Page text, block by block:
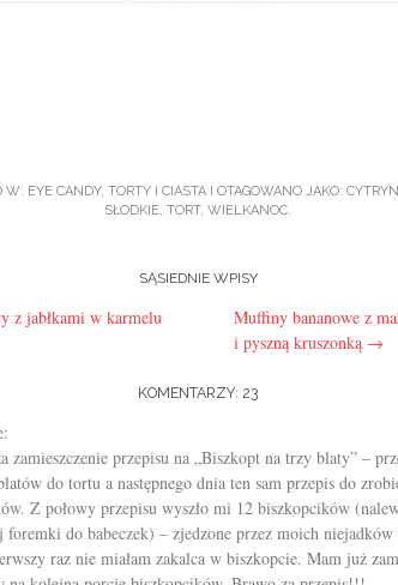
W: EYE CANDY, TORTY I CIASTAI OTAGOWANO JAKO:
SŁODKIE, TORT, WIELKANOC.
SĄSIEDNIE WPISY
z jabłkami w karmelu
Muffiny bananowe z
i pyszną kruszonką →
KOMENTARZY: 23
zamieszczenie przepisu na „Biszkopt na trzy blaty” –
do tortu a następnego dnia ten sam przepis do
Z połowy przepisu wyszło mi 12 biszkopcików
foremki do babeczek) – zjedzone przez moich
raz nie miałam zakalca w biszkopcie. Mam już